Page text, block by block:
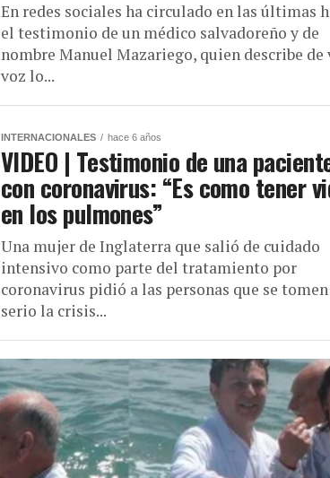
En redes sociales ha circulado en las últimas
el testimonio de un médico salvadoreño y de
nombre Manuel Mazariego, quien describe de
voz lo...
INTERNACIONALES hace 6 años
VIDEO | Testimonio de una
con coronavirus: “Es como tener
en los pulmones”
Una mujer de Inglaterra que salió de cuidado
intensivo como parte del tratamiento por
coronavirus pidió a las personas que se
serio la crisis...